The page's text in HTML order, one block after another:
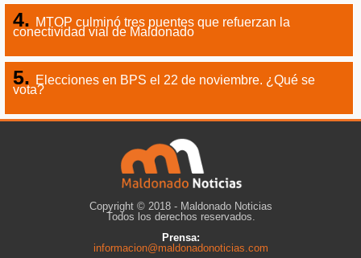
MTOP culminó tres puentes que refuerzan la
conectividad vial de Maldonado
Elecciones en BPS el 22 de noviembre. ¿Qué se
vota?
Copyright © 2018 - Maldonado Noticias
Todos los derechos reservados.
Prensa:
informacion@maldonadonoticias.com